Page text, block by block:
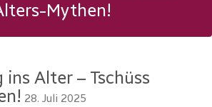
Mythen!
ins Alter – Tschüss
28. Juli 2025